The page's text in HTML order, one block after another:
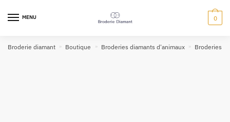
MENU 0
Broderie diamant » Boutique Broderies diamants d'animaux » Broderies